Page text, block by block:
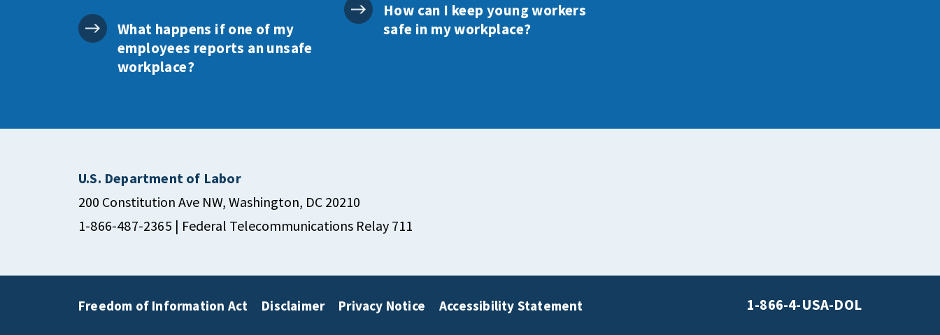
What happens if one of my
employees reports an unsafe
workplace?
How can I keep young workers
safe in my workplace?
U.S. Department of Labor
200 Constitution Ave NW, Washington, DC 20210
1-866-487-2365 | Federal Telecommunications Relay 711
Freedom of Information Act Disclaimer Privacy Notice Accessibility Statement 1-866-4-USA-DOL